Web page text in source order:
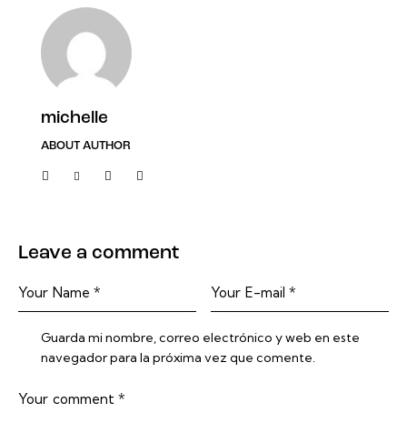
michelle
ABOUT AUTHOR
Leave a comment
Guarda mi nombre, correo electrónico y web en este
navegador para la próxima vez que comente.